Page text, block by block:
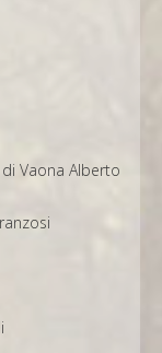
di Vaona Alberto